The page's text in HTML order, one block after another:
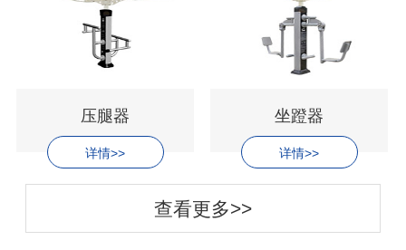
压腿器
详情>>
坐蹬器
详情>>
查看更多>>